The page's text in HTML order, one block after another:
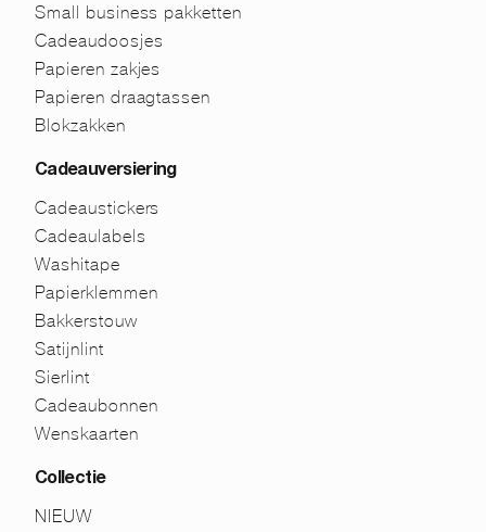
Small business pakketten
Cadeaudoosjes
Papieren zakjes
Papieren draagtassen
Blokzakken
Cadeauversiering
Cadeaustickers
Cadeaulabels
Washitape
Papierklemmen
Bakkerstouw
Satijnlint
Sierlint
Cadeaubonnen
Wenskaarten
Collectie
NIEUW